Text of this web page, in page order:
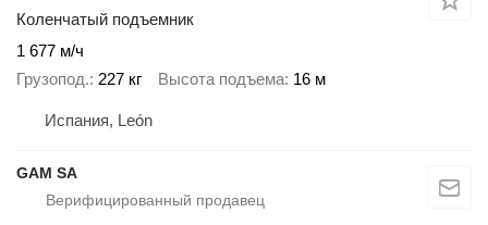
Коленчатый подъемник
1 677 м/ч
Грузопод. 227 кг Высота подъема 16 м
Испания, León
GAM SA